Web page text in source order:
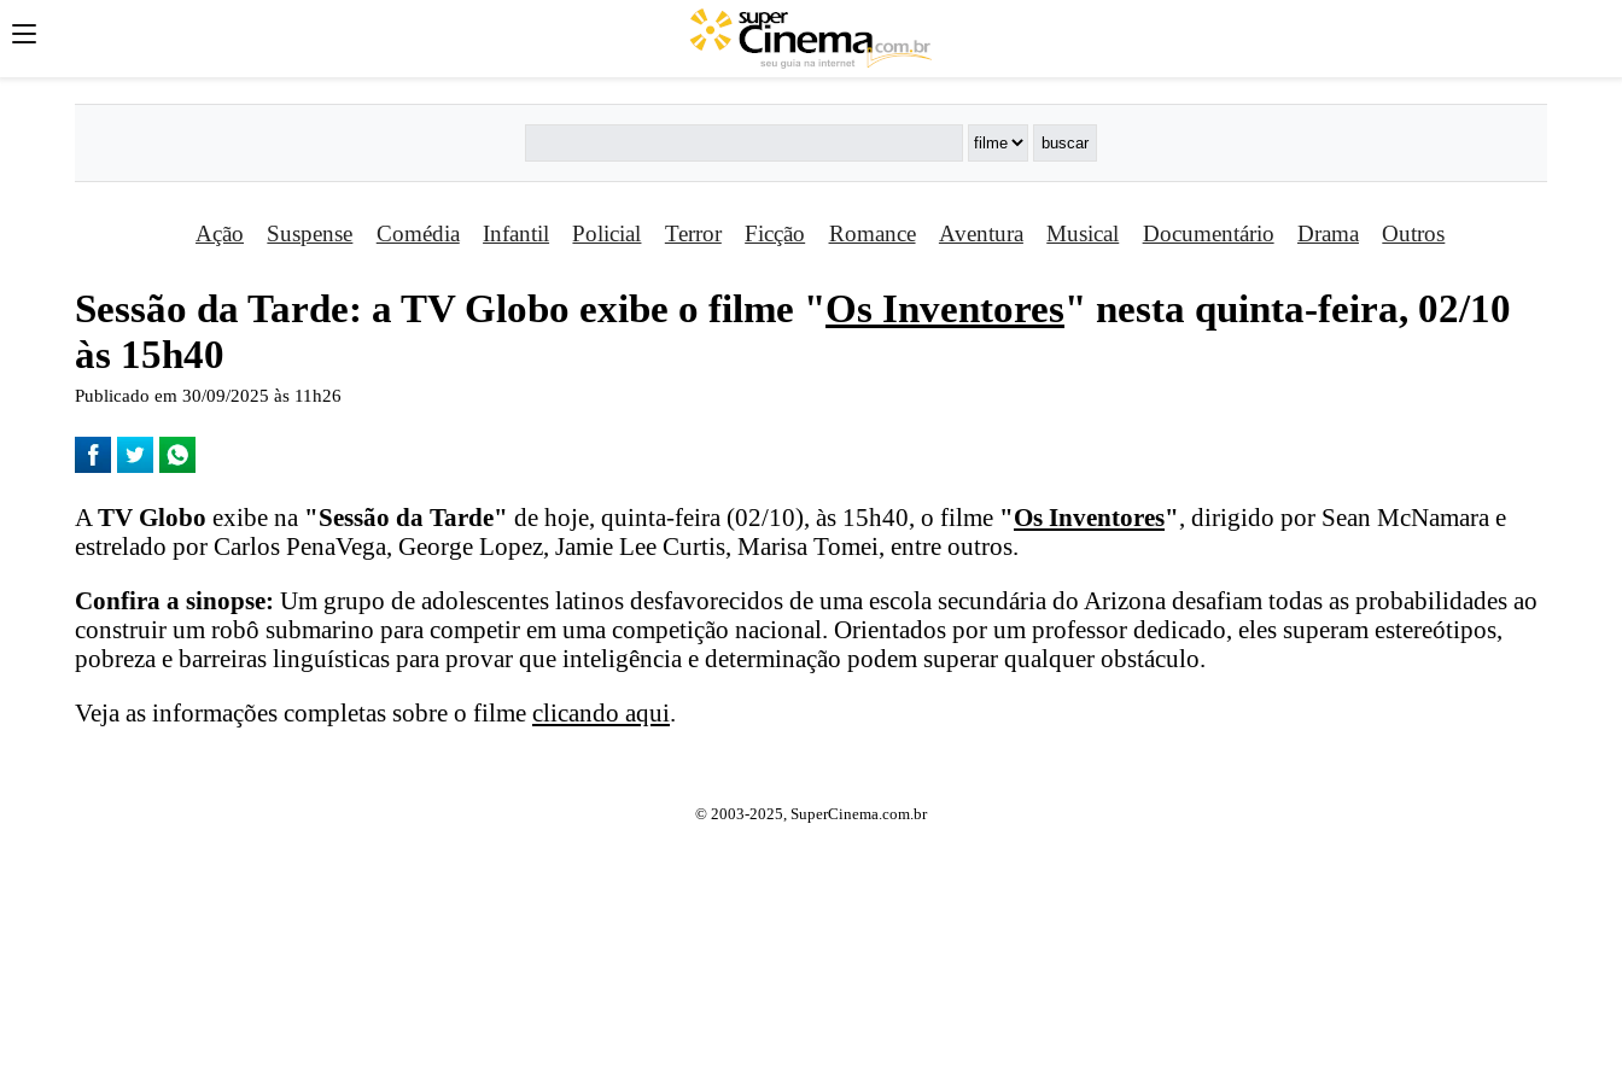
Ação Suspense Comédia Infantil Policial Terror Ficção Romance Aventura Musical Documentário Drama Outros
Sessão da Tarde: a TV Globo exibe o filme "Os Inventores" nesta quinta-feira, 02/10
às 15h40
Publicado em 30/09/2025 às 11h26
A TV Globo exibe na "Sessão da Tarde" de hoje, quinta-feira (02/10), às 15h40, o filme "Os Inventores", dirigido por Sean McNamara e
estrelado por Carlos PenaVega, George Lopez, Jamie Lee Curtis, Marisa Tomei, entre outros.
Confira a sinopse: Um grupo de adolescentes latinos desfavorecidos de uma escola secundária do Arizona desafiam todas as probabilidades ao
construir um robô submarino para competir em uma competição nacional. Orientados por um professor dedicado, eles superam estereótipos,
pobreza e barreiras linguísticas para provar que inteligência e determinação podem superar qualquer obstáculo.
Veja as informações completas sobre o filme clicando aqui.
© 2003-2025, SuperCinema.com.br